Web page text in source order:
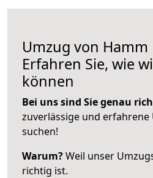
Umzug von Hamm
Erfahren Sie, wie
können
Bei uns sind Sie genau
zuverlässige und
suchen!
Warum?Weil unser
richtig ist.